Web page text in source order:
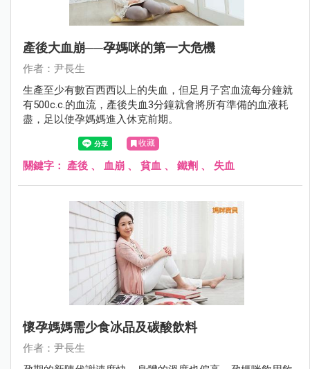
產後大血崩──孕媽咪的第一大危機
作者：尹長生
生產至少有數百西西以上的失血，但足月子宮血流每分鐘就
有500c.c.的血流，產後失血3分鐘就會將所有準備的血液耗
盡，足以使孕媽媽進入休克前期。
收藏
關鍵字： 產後 、 血崩 、 貧血 、 鐵劑 、 失血
懷孕媽媽需少食冰品及碳酸飲料
作者：尹長生